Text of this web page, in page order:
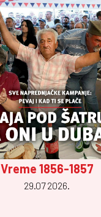
Vreme 1856-1857
29.07 2026.